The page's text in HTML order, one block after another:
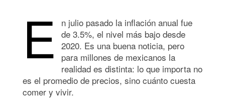
E
n julio pasado la inflación anual fue
de 3.5%, el nivel más bajo desde
2020. Es una buena noticia, pero
para millones de mexicanos la
realidad es distinta: lo que importa no
es el promedio de precios, sino cuánto cuesta
comer y vivir.